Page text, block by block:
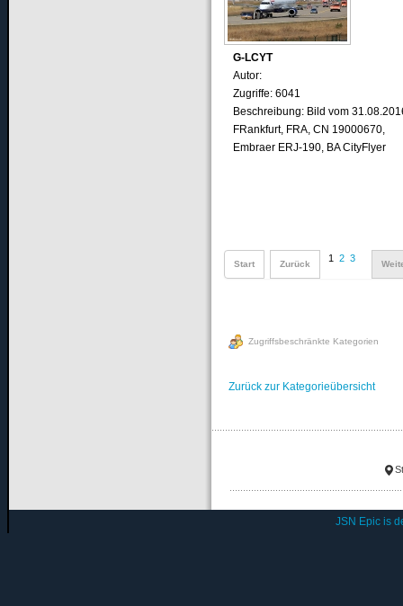
G-LCYT
Autor:
Zugriffe: 6041
Beschreibung: Bild vom
FRankfurt, FRA, CN 19000670,
Embraer ERJ-190, BA CityFlyer
Start Zurück
1 2 3
Zugriffsbeschränkte Kategorien
Zurück zur Kategorieübersicht
JSN Epic is